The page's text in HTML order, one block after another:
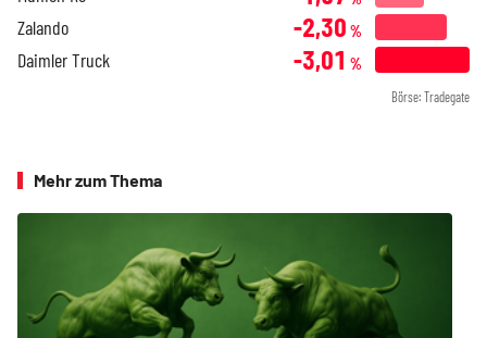
Zalando -2,30 %
Daimler Truck -3,01 %
Börse: Tradegate
Mehr zum Thema